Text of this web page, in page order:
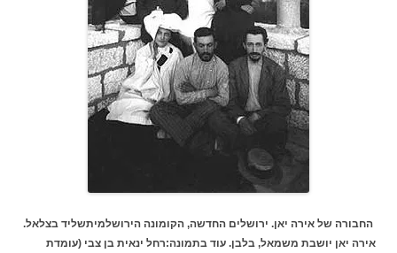
החבורה של אירה יאן. ירושלים החדשה, הקומונה הירושלמיתשליד בצלאל.
אירה יאן יושבת משמאל, בלבן. עוד בתמונה:רחל ינאית בן צבי (עומדת